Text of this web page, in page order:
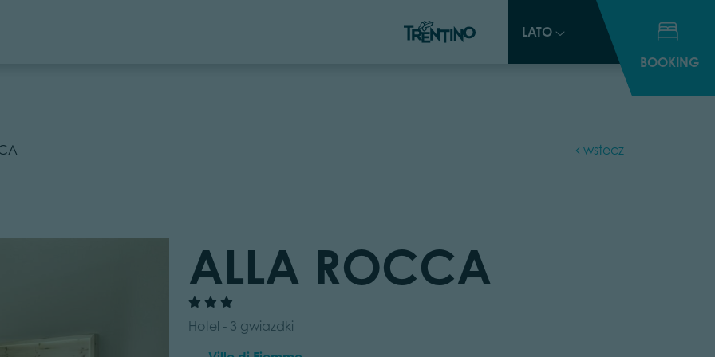
LATO
BOOKING
LATO
BOOKING
wstecz
ALLA ROCCA
Hotel - 3 gwiazdki